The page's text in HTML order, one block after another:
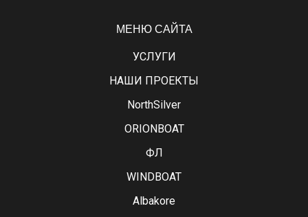
МЕНЮ САЙТА
УСЛУГИ
НАШИ ПРОЕКТЫ
NorthSilver
ORIONBOAT
ФЛ
WINDBOAT
Albakore